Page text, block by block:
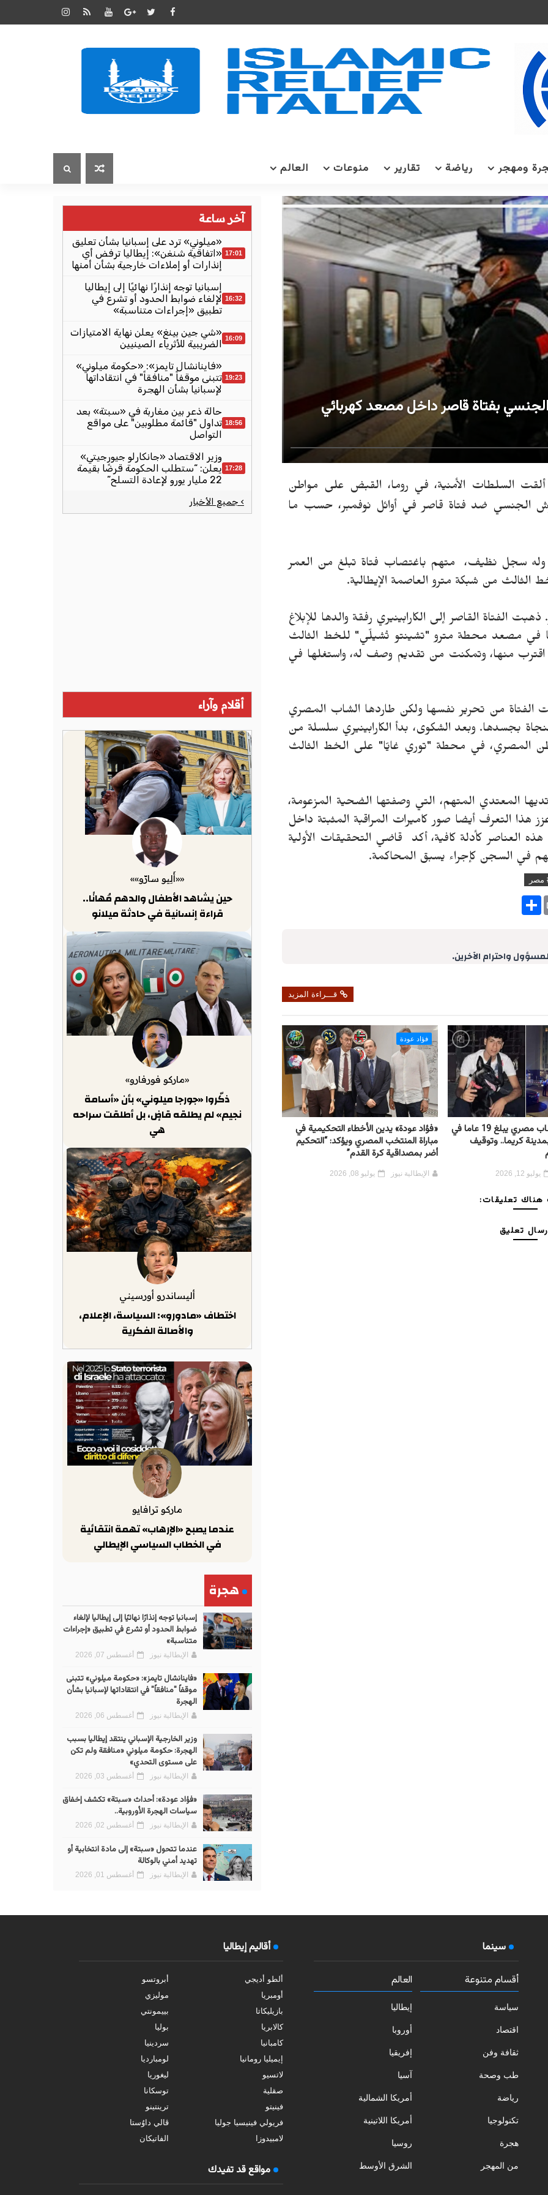
ومهجر رياضة تقارير منوعات العالم
بفتاة قاصر داخل مصعد كهربائي
نيوز، الخميس 1 ديسمبر 2022 - ألقت السلطات الأمنية، في روما، القبض على مواطن
بتهمة التحرش الجنسي ضد فتاة قاصر في أوائل نوفمبر، حسب ما
سجل نظيف، متهم باغتصاب فتاة تبلغ من العمر
الفتاة القاصر إلى الكارابينيري رفقة والدها للإبلاغ
في مصعد محطة مترو "تشينتو تْشيلّي" للخط الثالث
اقترب منها، وتمكنت من تقديم وصف له، واستغلها في
من تحرير نفسها ولكن طاردها الشاب المصري
بجسدها. وبعد الشكوى، بدأ الكارابينيري سلسلة من
المصري، في محطة "توري غايّا" على الخط الثالث
المعتدي المتهم، التي وصفتها الضحية المزعومة،
التعرف أيضا صور كاميرات المراقبة المثبتة داخل
العناصر كأدلة كافية، أكد قاضي التحقيقات الأولية
في السجن كإجراء يسبق المحاكمة.
مصر
S
واحترام الآخرين.
قـــراءة المزيد
إيطاليا: مقتل شاب مصري يبلغ 19 عاما في
كريما.. وتوقيف
يوليو 12, 2026
فؤاد عودة
«فؤاد عودة» يدين الأخطاء التحكيمية في
مباراة المنتخب المصري ويؤكد: “التحكيم
أضر بمصداقية كرة القدم”
الإيطالية نيوز يوليو 08, 2026
تعليقات:
تعليق
آخر ساعة
17:01
«ميلوني» ترد على إسبانيا بشأن تعليق
«اتفاقية شنغن»: إيطاليا ترفض أي
إنذارات أو إملاءات خارجية بشأن أمنها
16:32
إسبانيا توجه إنذارًا نهائيًا إلى إيطاليا
لإلغاء ضوابط الحدود أو تشرع في
تطبيق «إجراءات متناسبة»
16:09 «شي جين بينغ» يعلن نهاية الامتيازات
الضريبية للأثرياء الصينيين
19:23
«فاينانشال تايمز»: «حكومة ميلوني»
تتبنى موقفاً "منافقاً" في انتقاداتها
لإسبانيا بشأن الهجرة
18:56
حالة ذعر بين مغاربة في «سبتة» بعد
تداول "قائمة مطلوبين" على مواقع
التواصل
17:28
وزير الاقتصاد «جانكارلو جيورجيتي»
يعلن: “ستطلب الحكومة قرضًا بقيمة
22 مليار يورو لإعادة التسلح”
› جميع الأخبار
أقلام وآراء
««أَلِيو سارّو»»
حين يشاهد الأطفال والدهم مُهانًا..
قراءة إنسانية في حادثة ميلانو
«ماركو فورفارو»
ذكّروا «جورجا ميلوني» بأن «أسامة
نجيم» لم يطلقه قاضٍ، بل أطلقت سراحه
هي
أليساندرو أورسيني
اختطاف «مادورو»: السياسة، الإعلام،
والأصالة الفكرية
ماركو ترافايو
عندما يصبح «الإرهاب» تهمة انتقائية
في الخطاب السياسي الإيطالي
هجرة
إسبانيا توجه إنذارًا نهائيًا إلى إيطاليا لإلغاء
ضوابط الحدود أو تشرع في تطبيق «إجراءات
متناسبة»
الإيطالية نيوز أغسطس 07, 2026
«فاينانشال تايمز»: «حكومة ميلوني» تتبنى
موقفاً "منافقاً" في انتقاداتها لإسبانيا بشأن
الهجرة
الإيطالية نيوز أغسطس 06, 2026
وزير الخارجية الإسباني ينتقد إيطاليا بسبب
الهجرة: حكومة ميلوني «منافقة ولم تكن
على مستوى التحدي»
الإيطالية نيوز أغسطس 03, 2026
«فؤاد عودة»: أحداث «سبتة» تكشف إخفاق
سياسات الهجرة الأوروبية..
الإيطالية نيوز أغسطس 02, 2026
عندما تتحول «سبتة» إلى مادة انتخابية أو
تهديد أمني بالوكالة
الإيطالية نيوز أغسطس 01, 2026
سينما
أقسام متنوعة
سياسة
اقتصاد
ثقافة وفن
طب وصحة
رياضة
تكنولوجيا
هجرة
من المهجر
العالم
إيطاليا
أوروبا
إفريقيا
آسيا
أمريكا الشمالية
أمريكا اللاتينية
روسيا
الشرق الأوسط
أقاليم إيطاليا
ألطو أديجي
أبروتسو
أومبريا
موليزي
بازيليكاتا
بييمونتي
كالابريا
بوليا
كامبانيا
سردينيا
إيميليا رومانيا
لومبارديا
لاتسيو
ليغوريا
صقلية
توسكانا
فينيتو
ترينتينو
فريولي فينيسيا جوليا
ڤالي داوُستا
لامبيدوزا
الفاتيكان
مواقع قد تفيدك